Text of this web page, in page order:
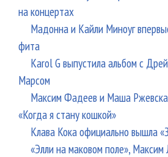
на концертах
Мадонна и Кайли Миноуг
фита
Karol G выпустила альбом с
Марсом
Максим Фадеев и Маша
«Когда я стану кошкой»
Клава Кока официально вышла
«Элли на маковом поле», Максим